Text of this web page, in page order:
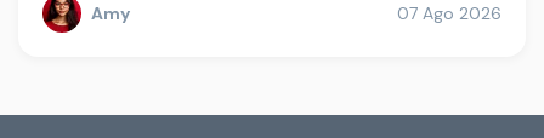
Amy 07 Ago 2026